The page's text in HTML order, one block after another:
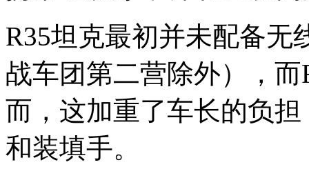
R35坦克最初并未配备无
战车团第二营除外），
而，这加重了车长的负
和装填手。